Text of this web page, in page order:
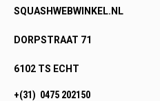
SQUASHWEBWINKEL.NL
DORPSTRAAT 71
6102 TS ECHT
+(31) 0475 202150